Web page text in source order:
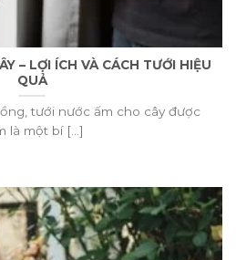
– LỢI ÍCH VÀ CÁCH TƯỚI HIỆU
QUẢ
tưới nước ấm cho cây được
là một bí [...]